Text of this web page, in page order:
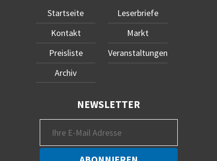
Startseite
Kontakt
Preisliste
Archiv
Leserbriefe
Markt
Veranstaltungen
NEWSLETTER